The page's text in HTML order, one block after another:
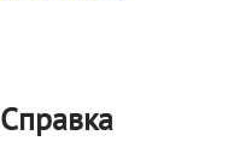
Справка